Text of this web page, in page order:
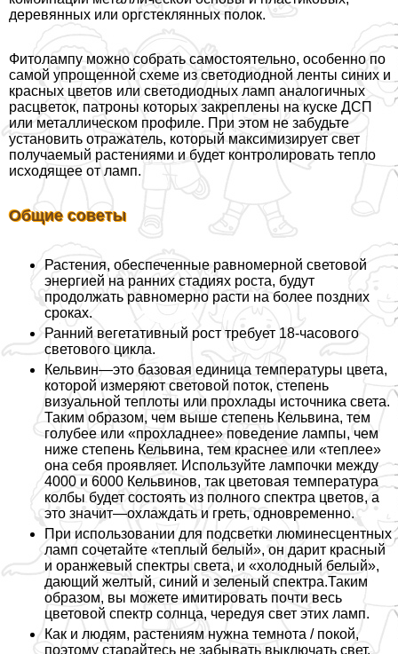
деревянных или оргстеклянных полок.
Фитолампу можно собрать самостоятельно, особенно по
самой упрощенной схеме из светодиодной ленты синих и
красных цветов или светодиодных ламп аналогичных
расцветок, патроны которых закреплены на куске ДСП
или металлическом профиле. При этом не забудьте
установить отражатель, который максимизирует свет
получаемый растениями и будет контролировать тепло
исходящее от ламп.
Общие советы
Растения, обеспеченные равномерной световой
энергией на ранних стадиях роста, будут
продолжать равномерно расти на более поздних
сроках.
Ранний вегетативный рост требует 18-часового
светового цикла.
Кельвин—это базовая единица температуры цвета,
которой измеряют световой поток, степень
визуальной теплоты или прохлады источника света.
Таким образом, чем выше степень Кельвина, тем
гoлyбее или «прохладнее» поведение лампы, чем
ниже степень Кельвина, тем краснее или «теплее»
она себя проявляет. Используйте лампочки между
4000 и 6000 Кельвинов, так цветовая температура
колбы будет состоять из полного спектра цветов, а
это значит—охлаждать и греть, одновременно.
При использовании для подсветки люминесцентных
ламп сочетайте «теплый белый», он дарит красный
и оранжевый спектры света, и «холодный белый»,
дающий желтый, синий и зеленый спектра.Таким
образом, вы можете имитировать почти весь
цветовой спектр солнца, чередуя свет этих ламп.
Как и людям, растениям нужна темнота / покой,
поэтому старайтесь не забывать выключать свет.